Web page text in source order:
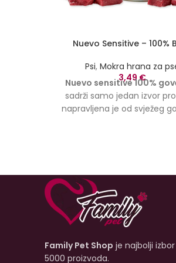
Nuevo Sensitive – 100%
Psi, Mokra hrana za
3,49€
Nuevo sensitive 100%
sadrži samo jedan izvor
napravljena je od svježeg
visokokvalitetnim lanenim
sjajnu i zdravu kožu kose
savršeno rješenje za
kompletnu hranu.
veličina od 400g.
Family Pet Shop je najbolji
5000 proizvoda.